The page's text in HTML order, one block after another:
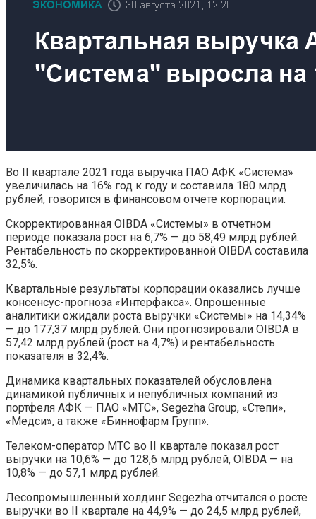
Во II квартале 2021 года выручка ПАО АФК «Система»
увеличилась на 16% год к году и составила 180 млрд
рублей, говорится в финансовом отчете корпорации.
Скорректированная OIBDA «Системы» в отчетном
периоде показала рост на 6,7% — до 58,49 млрд рублей.
Рентабельность по скорректированной OIBDA составила
32,5%.
Квартальные результаты корпорации оказались лучше
консенсус-прогноза «Интерфакса». Опрошенные
аналитики ожидали роста выручки «Системы» на 14,34%
— до 177,37 млрд рублей. Они прогнозировали OIBDA в
57,42 млрд рублей (рост на 4,7%) и рентабельность
показателя в 32,4%.
Динамика квартальных показателей обусловлена
динамикой публичных и непубличных компаний из
портфеля АФК — ПАО «МТС», Segezha Group, «Степи»,
«Медси», а также «Биннофарм Групп».
Телеком-оператор МТС во II квартале показал рост
выручки на 10,6% — до 128,6 млрд рублей, OIBDA — на
10,8% — до 57,1 млрд рублей.
Лесопромышленный холдинг Segezha отчитался о росте
выручки во II квартале на 44,9% — до 24,5 млрд рублей,